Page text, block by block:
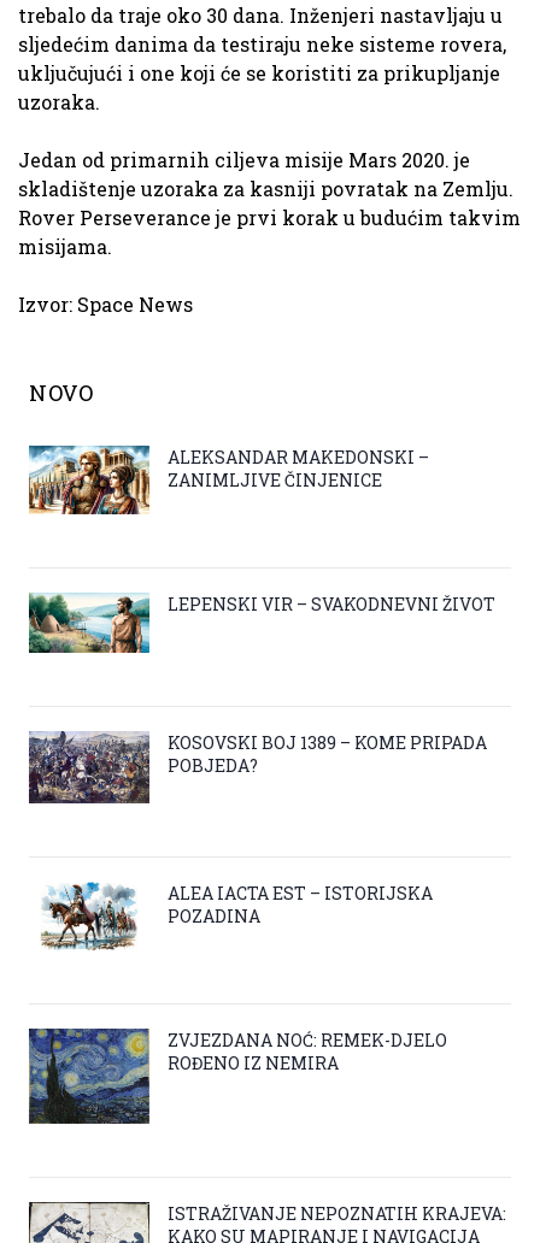
trebalo da traje oko 30 dana. Inženjeri nastavljaju u
sljedećim danima da testiraju neke sisteme rovera,
uključujući i one koji će se koristiti za prikupljanje
uzoraka.
Jedan od primarnih ciljeva misije Mars 2020. je
skladištenje uzoraka za kasniji povratak na Zemlju.
Rover Perseverance je prvi korak u budućim takvim
misijama.
Izvor: Space News
NOVO
ALEKSANDAR MAKEDONSKI –
ZANIMLJIVE ČINJENICE
LEPENSKI VIR – SVAKODNEVNI ŽIVOT
KOSOVSKI BOJ 1389 – KOME PRIPADA
POBJEDA?
ALEA IACTA EST – ISTORIJSKA
POZADINA
ZVJEZDANA NOĆ: REMEK-DJELO
ROĐENO IZ NEMIRA
ISTRAŽIVANJE NEPOZNATIH KRAJEVA:
KAKO SU MAPIRANJE I NAVIGACIJA